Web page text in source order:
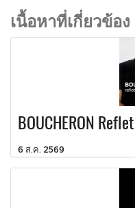
เนื้อหาที่เกี่ยวข้อง
BOUCHERON Reflet
6 ส.ค. 2569